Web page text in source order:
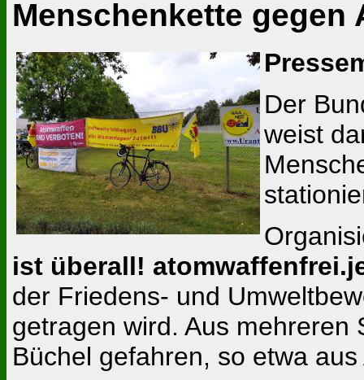
Menschenkette gegen
Der
weist
ist überall!
der Friedens- und
getragen wird. Aus mehreren
Büchel gefahren, so etwa